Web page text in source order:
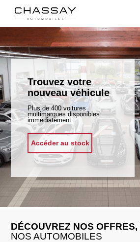
Chassay
Trouvez votre
nouveau véhicule
Plus de 400 voitures
multimarques disponibles
immédiatement
Accéder au stock
DÉCOUVREZ NOS OFFRES,
NOS AUTOMOBILES